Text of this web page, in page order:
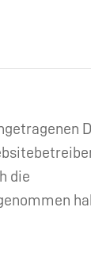
die